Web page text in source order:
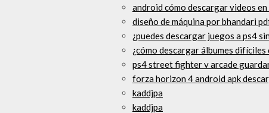
android cómo descargar videos
diseño de máquina por bhandari
¿puedes descargar juegos a ps4
¿cómo descargar álbumes
ps4 street fighter v arcade
forza horizon 4 android apk
kaddjpa
kaddjpa